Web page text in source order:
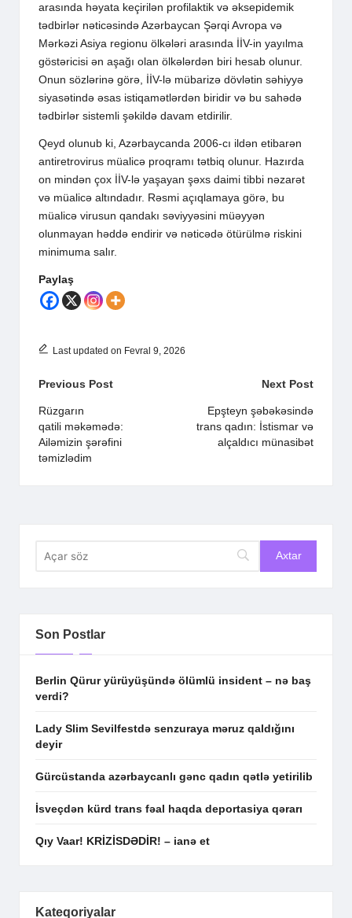
arasında həyata keçirilən profilaktik və əksepidemik
tədbirlər nəticəsində Azərbaycan Şərqi Avropa və
Mərkəzi Asiya regionu ölkələri arasında İİV-in yayılma
göstəricisi ən aşağı olan ölkələrdən biri hesab olunur.
Onun sözlərinə görə, İİV-lə mübarizə dövlətin səhiyyə
siyasətində əsas istiqamətlərdən biridir və bu sahədə
tədbirlər sistemli şəkildə davam etdirilir.
Qeyd olunub ki, Azərbaycanda 2006-cı ildən etibarən
antiretrovirus müalicə proqramı tətbiq olunur. Hazırda
on mindən çox İİV-lə yaşayan şəxs daimi tibbi nəzarət
və müalicə altındadır. Rəsmi açıqlamaya görə, bu
müalicə virusun qandakı səviyyəsini müəyyən
olunmayan həddə endirir və nəticədə ötürülmə riskini
minimuma salır.
Paylaş
Last updated on Fevral 9, 2026
Post
navigation
Previous Post
Rüzgarın
qatili məkəmədə:
Ailəmizin şərəfini
təmizlədim
Next Post
Epşteyn şəbəkəsində
trans qadın: İstismar və
alçaldıcı münasibət
Son Postlar
Berlin Qürur yürüyüşündə ölümlü insident – nə baş
verdi?
Lady Slim Sevilfestdə senzuraya məruz qaldığını
deyir
Gürcüstanda azərbaycanlı gənc qadın qətlə yetirilib
İsveçdən kürd trans fəal haqda deportasiya qərarı
Qıy Vaar! KRİZİSDƏDİR! – ianə et
Kateqoriyalar